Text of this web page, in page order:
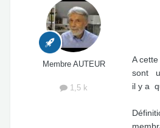
Membre AUTEUR
1,5 k
A
sont
il y a